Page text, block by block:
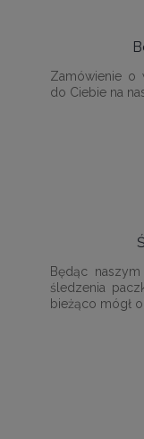
Zamówienie o
do Ciebie na
Będąc
śledzenia
bieżąco mógł